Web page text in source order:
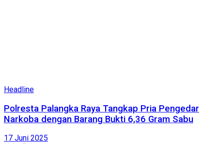
Headline
Polresta Palangka Raya Tangkap Pria Pengedar
Narkoba dengan Barang Bukti 6,36 Gram Sabu
17 Juni 2025